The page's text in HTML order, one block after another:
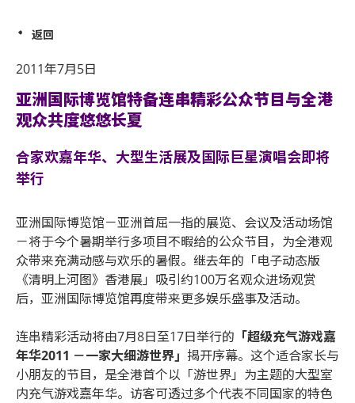
返回
2011年7月5日
亚洲国际博览馆特备连串精彩公众节目与全港
观众共度悠悠长夏
合家欢嘉年华、大型生活展及国际巨星演唱会即将
举行
亚洲国际博览馆－亚洲首屈一指的展览、会议及活动场馆
－将于今个暑期举行多项目不暇给的公众节目，为全港观
众带来充满动感与欢乐的暑假。继去年的「电子动态版
《清明上河图》香港展」吸引约100万名观众进场观赏
后，亚洲国际博览馆再度带来更多娱乐盛事及活动。
连串精彩活动将由7月8日至17日举行的 「超级充气游戏嘉
年华2011 －一家大细游世界」 揭开序幕。这个适合家长与
小朋友的节目，是全港首个以「游世界」为主题的大型室
内充气游戏嘉年华。访客可透过多个代表不同国家的特色